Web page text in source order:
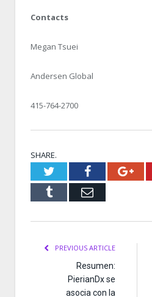
Contacts
Megan Tsuei
Andersen Global
415-764-2700
SHARE.
TwitterFacebook
Tumblr Email
PREVIOUS ARTICLE
Resumen:
PierianDx se
asocia con la